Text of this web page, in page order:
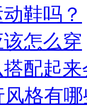
鞋吗？
怎么穿
配起
风格有